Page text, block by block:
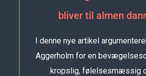
bliver til almen
I denne nye artikel
Aggerholm for en
kropslig, følelsesmæssig